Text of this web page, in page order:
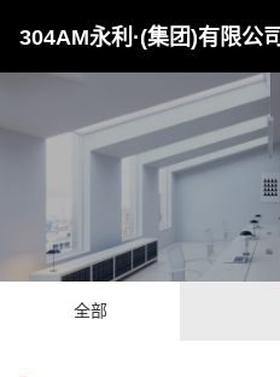
304AM永利·(集团)有限公
全部